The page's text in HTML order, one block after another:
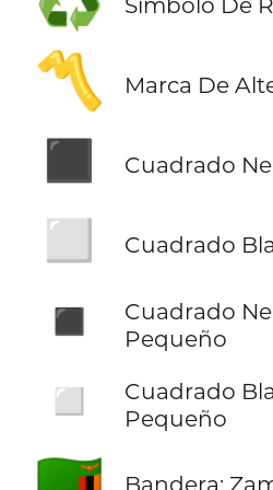
〽️ Marca De
◼️ Cuadrado
◻️ Cuadrado
◾
Cuadrado
Pequeño
◽
Cuadrado
Pequeño
Bandera: